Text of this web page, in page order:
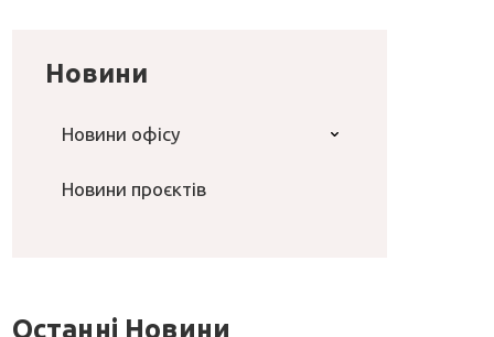
Новини
Новини офісу
Новини проєктів
Останні Новини